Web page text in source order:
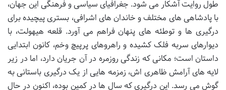
طول روایت آشکار می شود. جغرافیای سیاسی و فرهنگی این جهان،
با پادشاهی های مختلف و خاندان های اشرافی، بستری پیچیده برای
درگیری ها و توطئه های پنهان فراهم می آورد. قلعه هیهولت، با
دیوارهای سربه فلک کشیده و راهروهای پرپیچ وخم، کانون ابتدایی
داستان است؛ مکانی که زندگی روزمره در آن جریان دارد، اما در زیر
لایه های آرامش ظاهری اش، زمزمه هایی از یک درگیری باستانی به
گوش می رسد. این درگیری که سال ها در کمین بوده، اکنون در حال